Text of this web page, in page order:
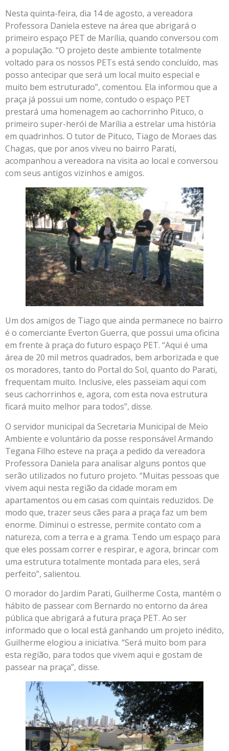
Nesta quinta-feira, dia 14 de agosto, a vereadora
Professora Daniela esteve na área que abrigará o
primeiro espaço PET de Marília, quando conversou com
a população. “O projeto deste ambiente totalmente
voltado para os nossos PETs está sendo concluído, mas
posso antecipar que será um local muito especial e
muito bem estruturado”, comentou. Ela informou que a
praça já possui um nome, contudo o espaço PET
prestará uma homenagem ao cachorrinho Pituco, o
primeiro super-herói de Marília a estrelar uma história
em quadrinhos. O tutor de Pituco, Tiago de Moraes das
Chagas, que por anos viveu no bairro Parati,
acompanhou a vereadora na visita ao local e conversou
com seus antigos vizinhos e amigos.
Um dos amigos de Tiago que ainda permanece no bairro
é o comerciante Everton Guerra, que possui uma oficina
em frente à praça do futuro espaço PET. “Aqui é uma
área de 20 mil metros quadrados, bem arborizada e que
os moradores, tanto do Portal do Sol, quanto do Parati,
frequentam muito. Inclusive, eles passeiam aqui com
seus cachorrinhos e, agora, com esta nova estrutura
ficará muito melhor para todos”, disse.
O servidor municipal da Secretaria Municipal de Meio
Ambiente e voluntário da posse responsável Armando
Tegana Filho esteve na praça a pedido da vereadora
Professora Daniela para analisar alguns pontos que
serão utilizados no futuro projeto. “Muitas pessoas que
vivem aqui nesta região da cidade moram em
apartamentos ou em casas com quintais reduzidos. De
modo que, trazer seus cães para a praça faz um bem
enorme. Diminui o estresse, permite contato com a
natureza, com a terra e a grama. Tendo um espaço para
que eles possam correr e respirar, e agora, brincar com
uma estrutura totalmente montada para eles, será
perfeito”, salientou.
O morador do Jardim Parati, Guilherme Costa, mantém o
hábito de passear com Bernardo no entorno da área
pública que abrigará a futura praça PET. Ao ser
informado que o local está ganhando um projeto inédito,
Guilherme elogiou a iniciativa. “Será muito bom para
esta região, para todos que vivem aqui e gostam de
passear na praça”, disse.